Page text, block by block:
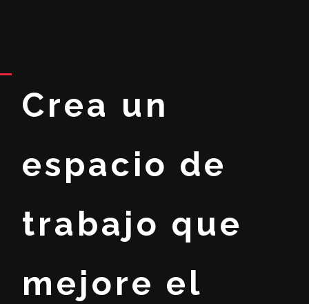
Crea un
espacio de
trabajo que
mejore el